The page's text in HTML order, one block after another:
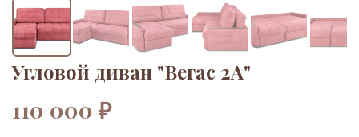
Угловой диван "Вегас 2A"
110 000 ₽